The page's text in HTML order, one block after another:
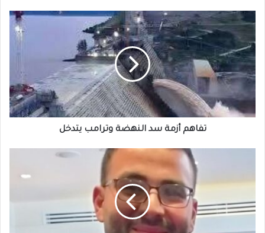
تفاهم
سد
النهضة
وترامب
يتدخل
تفاهم أزمة سد النهضة وترامب يتدخل
دوليًا
حول